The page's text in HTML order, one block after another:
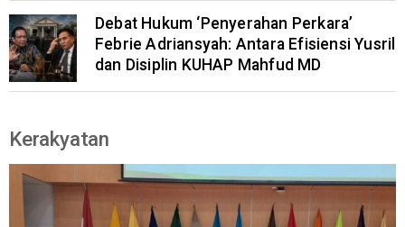
Debat Hukum ‘Penyerahan Perkara’
Febrie Adriansyah: Antara Efisiensi Yusril
dan Disiplin KUHAP Mahfud MD
Kerakyatan